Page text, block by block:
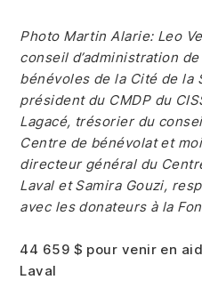
Photo Martin Alarie: Leo
conseil d’administration
bénévoles de la Cité de la
président du CMDP du
Lagacé, trésorier du
Centre de bénévolat et
directeur général du
Laval et Samira Gouzi,
avec les donateurs à la
44 659 $ pour venir en
Laval